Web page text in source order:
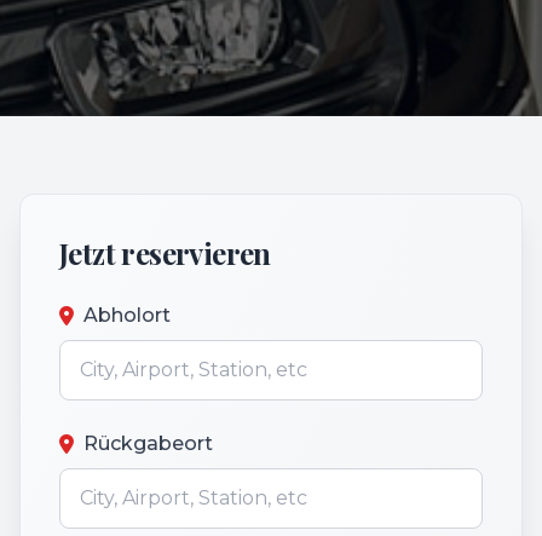
Jetzt reservieren
Abholort
Rückgabeort